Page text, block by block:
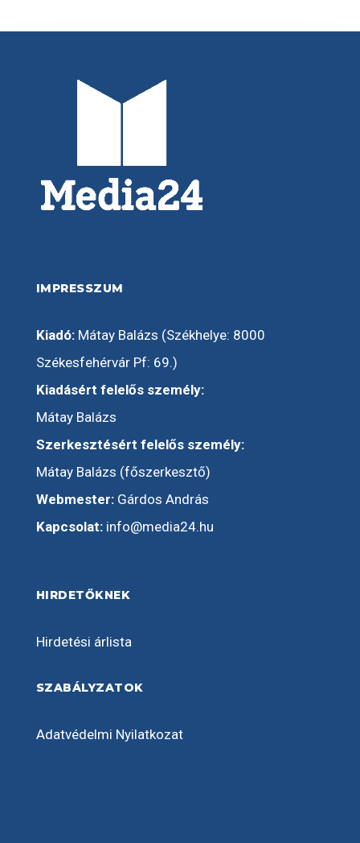
IMPRESSZUM
Kiadó:Mátay Balázs (Székhelye: 8000
Székesfehérvár Pf: 69.)
Kiadásért felelős személy:
Mátay Balázs
Szerkesztésért felelős személy:
Mátay Balázs (főszerkesztő)
Webmester:Gárdos András
Kapcsolat: info@media24.hu
HIRDETŐKNEK
Hirdetési árlista
SZABÁLYZATOK
Adatvédelmi Nyilatkozat